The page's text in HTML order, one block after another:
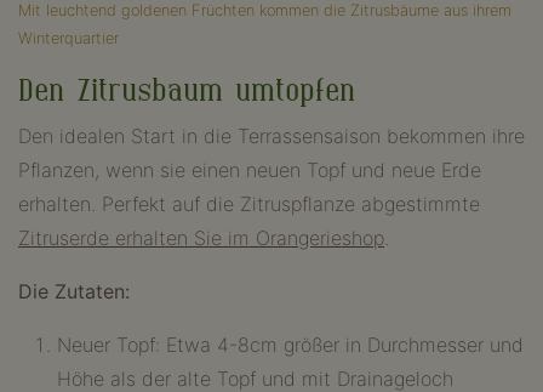
Mit leuchtend goldenen Früchten kommen die Zitrusbäume aus ihrem
Winterquartier
Den Zitrusbaum umtopfen
Den idealen Start in die Terrassensaison bekommen ihre
Pflanzen, wenn sie einen neuen Topf und neue Erde
erhalten. Perfekt auf die Zitruspflanze abgestimmte
Zitruserde erhalten Sie im Orangerieshop.
Die Zutaten:
Neuer Topf: Etwa 4-8cm größer in Durchmesser und
Höhe als der alte Topf und mit Drainageloch